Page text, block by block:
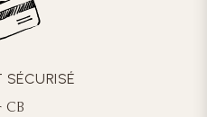
SÉCURISÉ
CB